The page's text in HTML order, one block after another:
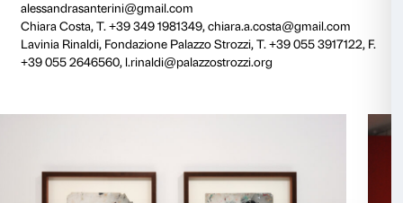
morte, paura e desiderio, muovendosi tra tabu
complessi della condizione umana come la
solitudine, la sessualità, la morte.
visibili gli effetti prodotti da forze estreme. Le sue
rifiutando volutamente ogni esplicito ricorso alla